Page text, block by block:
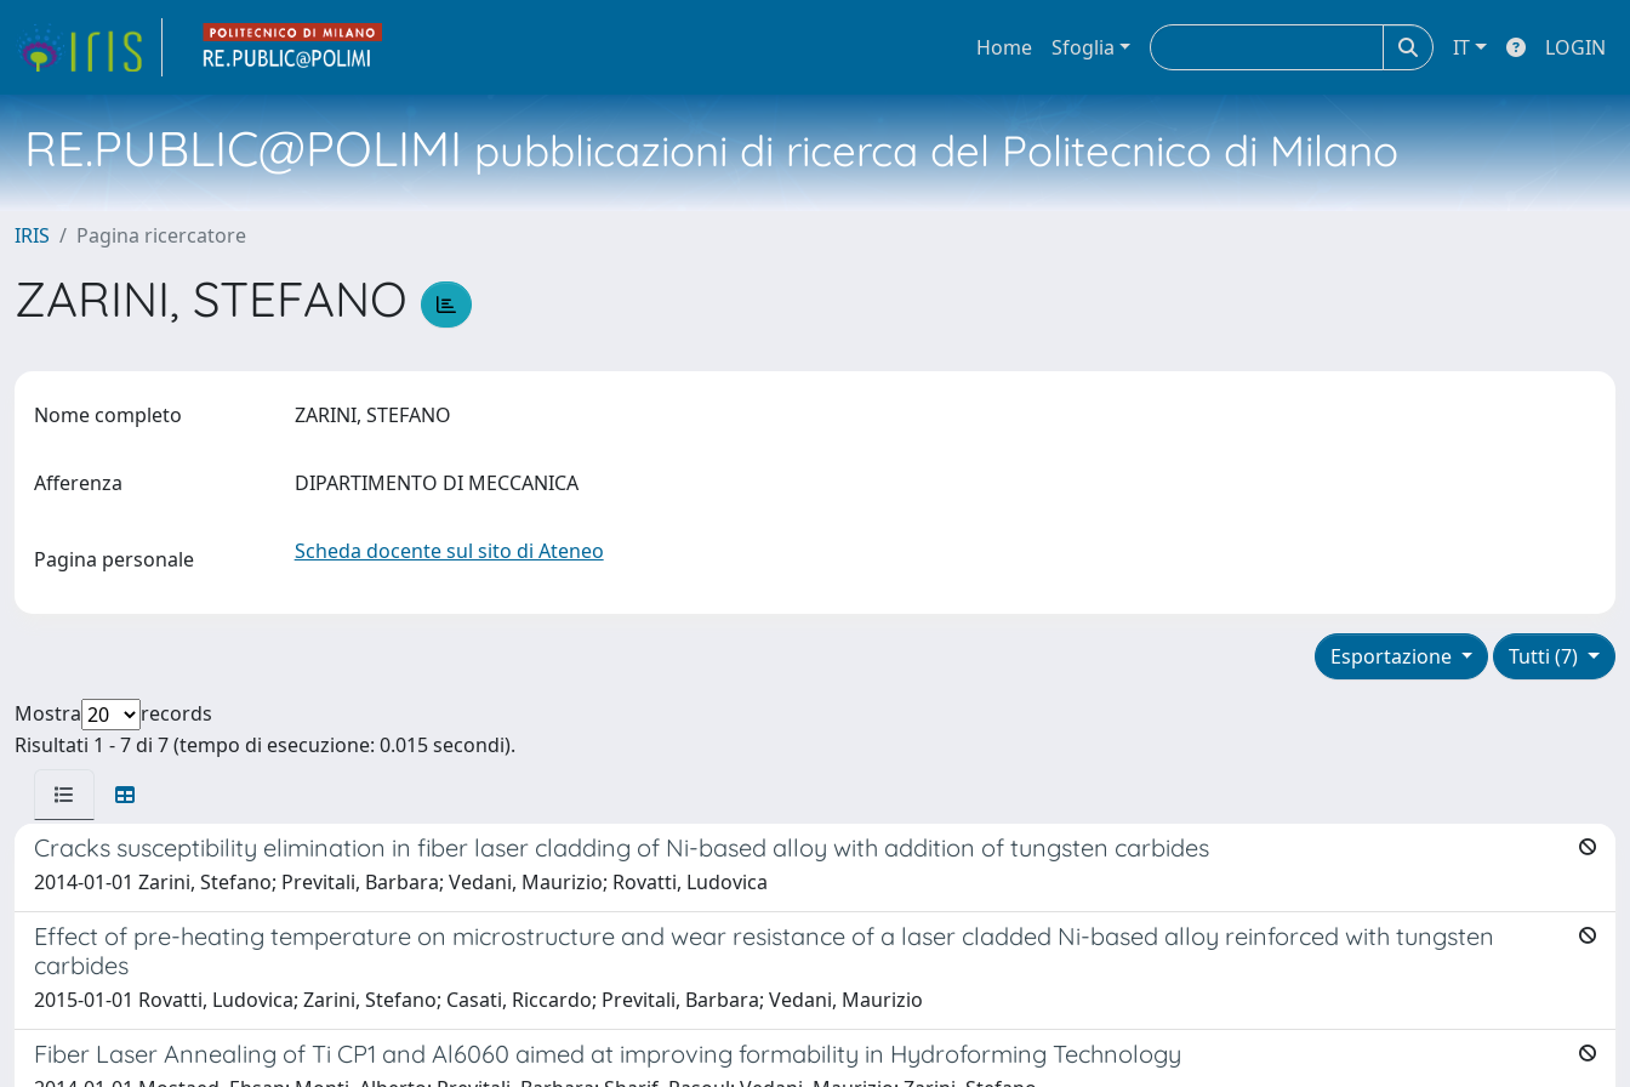
Home Sfoglia IT LOGIN
RE.PUBLIC@POLIMIpubblicazioni di ricerca del Politecnico di Milano
IRIS Pagina ricercatore
ZARINI, STEFANO
Nome completo ZARINI, STEFANO
Afferenza DIPARTIMENTO DI MECCANICA
Pagina personale Scheda docente sul sito di Ateneo
Tutti (7)
Esportazione
Mostra
records
Risultati 1 - 7 di 7 (tempo di esecuzione: 0.015 secondi).
Cracks susceptibility elimination in fiber laser cladding of Ni-based alloy with addition of tungsten carbides
2014-01-01 Zarini, Stefano; Previtali, Barbara; Vedani, Maurizio; Rovatti, Ludovica
Effect of pre-heating temperature on microstructure and wear resistance of a laser cladded Ni-based alloy reinforced with tungsten
carbides
2015-01-01 Rovatti, Ludovica; Zarini, Stefano; Casati, Riccardo; Previtali, Barbara; Vedani, Maurizio
Fiber Laser Annealing of Ti CP1 and Al6060 aimed at improving formability in Hydroforming Technology